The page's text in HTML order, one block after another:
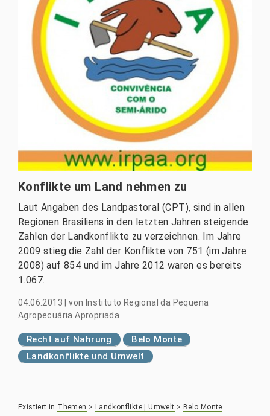
Konflikte um Land nehmen zu
Laut Angaben des Landpastoral (CPT), sind in allen
Regionen Brasiliens in den letzten Jahren steigende
Zahlen der Landkonflikte zu verzeichnen. Im Jahre
2009 stieg die Zahl der Konflikte von 751 (im Jahre
2008) auf 854 und im Jahre 2012 waren es bereits
1.067.
04.06.2013 |von Instituto Regional da Pequena
Agropecuária Apropriada
Recht auf Nahrung
Belo Monte
Landkonflikte und Umwelt
Existiert in Themen > Landkonflikte | Umwelt > Belo Monte